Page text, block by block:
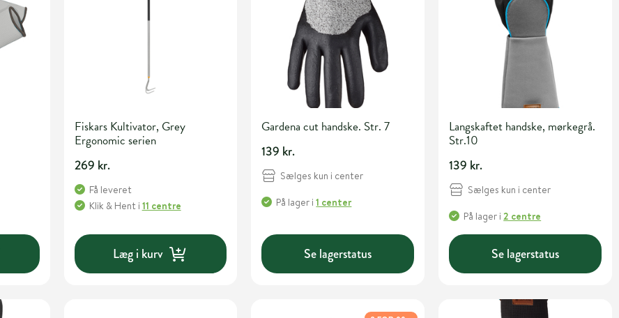
Fiskars Kultivator, Grey
Ergonomic serien
269 kr.
Få leveret
Klik & Hent i 11 centre
Læg i kurv
Gardena cut handske. Str. 7
139 kr.
Sælges kun i center
På lager i1 center
Se lagerstatus
Langskaftet handske, mørkegrå.
Str.10
139 kr.
Sælges kun i center
På lager i2 centre
Se lagerstatus